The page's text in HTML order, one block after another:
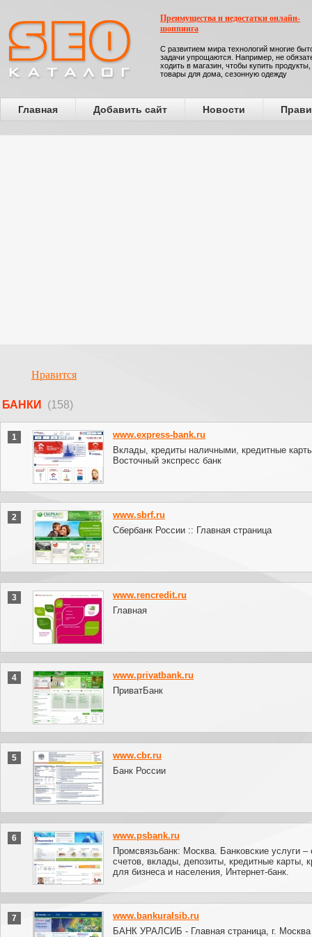
Преимущества и недостатки онлайн-
шоппинга
С развитием мира технологий многие
задачи упрощаются. Например, не
ходить в магазин, чтобы купить продукты,
товары для дома, сезонную одежду
Главная Добавить сайт Новости
Нравится
БАНКИ (158)
1
www.express-bank.ru
Вклады, кредиты наличными, кредитные
Восточный экспресс банк
2
www.sbrf.ru
Сбербанк России :: Главная страница
3
www.rencredit.ru
Главная
4
www.privatbank.ru
ПриватБанк
5
www.cbr.ru
Банк России
6
www.psbank.ru
Промсвязьбанк: Москва. Банковские услуги –
счетов, вклады, депозиты, кредитные карты,
для бизнеса и населения, Интернет-банк.
7
www.bankuralsib.ru
БАНК УРАЛСИБ - Главная страница, г. Москва